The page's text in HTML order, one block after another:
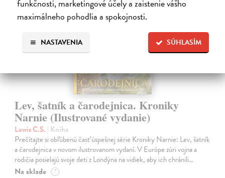
funkčnosti, marketingové účely a zaistenie vášho
maximálneho pohodlia a spokojnosti.
SÚHLASÍM
NASTAVENIA
Lev, šatník a čarodejnica. Kroniky
Narnie (Ilustrované vydanie)
Lewis C.S. | Kniha
Prečítajte si obľúbenú časť úspešnej série Kroniky Narnie: Lev, šatník
a čarodejnica v novom ilustrovanom vydaní. V Európe zúri vojna a
rodičia posielajú svoje deti z Londýna na vidiek, aby ich chránili…
Na sklade ?